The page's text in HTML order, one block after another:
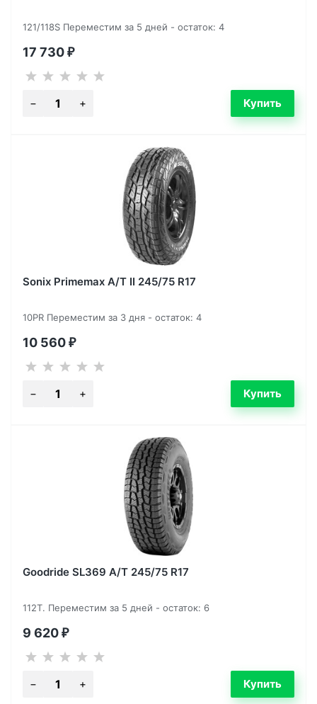
121/118S Переместим за 5 дней - остаток: 4
17 730 ₽
Sonix Primemax A/T II 245/75 R17
10PR Переместим за 3 дня - остаток: 4
10 560 ₽
Goodride SL369 A/T 245/75 R17
112T. Переместим за 5 дней - остаток: 6
9 620 ₽